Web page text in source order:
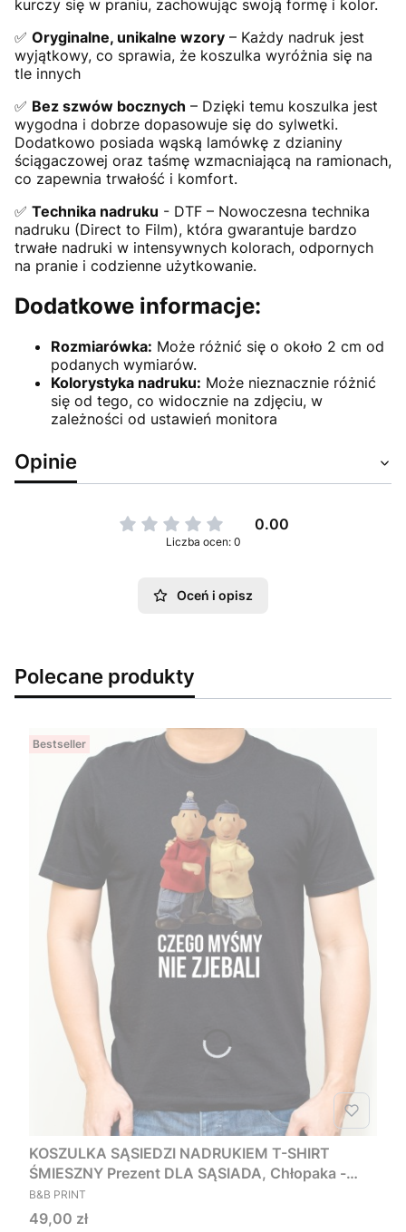
kurczy się w praniu, zachowując swoją formę i kolor.
✅ Oryginalne, unikalne wzory – Każdy nadruk jest
wyjątkowy, co sprawia, że koszulka wyróżnia się na
tle innych
✅ Bez szwów bocznych – Dzięki temu koszulka jest
wygodna i dobrze dopasowuje się do sylwetki.
Dodatkowo posiada wąską lamówkę z dzianiny
ściągaczowej oraz taśmę wzmacniającą na ramionach,
co zapewnia trwałość i komfort.
✅ Technika nadruku - DTF – Nowoczesna technika
nadruku (Direct to Film), która gwarantuje bardzo
trwałe nadruki w intensywnych kolorach, odpornych
na pranie i codzienne użytkowanie.
Dodatkowe informacje:
Rozmiarówka: Może różnić się o około 2 cm od
podanych wymiarów.
Kolorystyka nadruku: Może nieznacznie różnić
się od tego, co widocznie na zdjęciu, w
zależności od ustawień monitora
Opinie
0.00
Liczba ocen: 0
Oceń i opisz
Polecane produkty
Bestseller
KOSZULKA SĄSIEDZI NADRUKIEM T-SHIRT
ŚMIESZNY Prezent DLA SĄSIADA, Chłopaka -
Czego myśmy nie zjebali
PRODUCENT
B&B PRINT
Cena
49,00 zł